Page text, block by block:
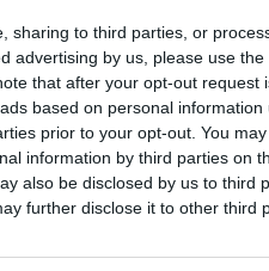
sharing to third parties, or
advertising by us, please use
that after your opt-out request
based on personal
prior to your opt-out. You
information by third parties on
also be disclosed by us to third
further disclose it to other third
lekom, czyli
na opanowanie
u niektórych leczonych
lipidowej.